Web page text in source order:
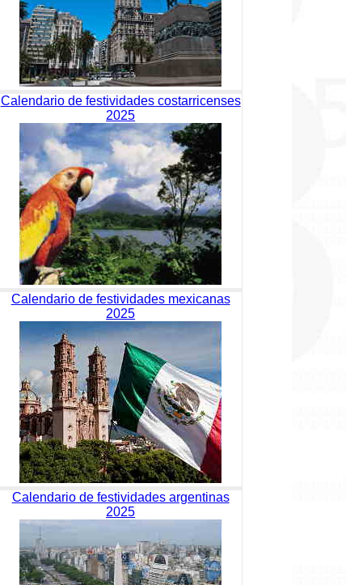
Calendario de festividades costarricenses
2025
Calendario de festividades mexicanas
2025
Calendario de festividades argentinas
2025